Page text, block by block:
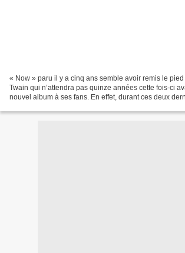
« Now » paru il y a cinq ans semble avoir remis le pied
Twain qui n’attendra pas quinze années cette fois-ci
nouvel album à ses fans. En effet, durant ces deux